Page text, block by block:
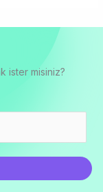
ister misiniz?